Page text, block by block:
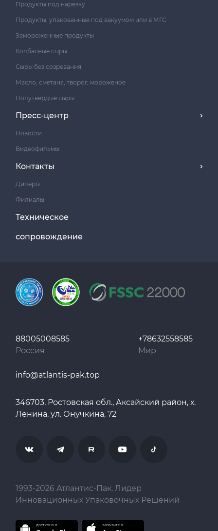
Продукты под нарезку
Продукты, упакованные под вакуумом или в МГС
Замороженные продукты
Колбасные сыры
Сыры без созревания
Масло, сметана, творог, мороженое
Полутвердые сыры
Пресс-центр
Новости
Видеофильмы
Контакты
Дилеры
Филиалы
Техническое
сопровождение
88005008585
Россия
info@atlantis-pak.top
+78632558585
Мир
346703, Ростовская обл., Аксайский район, х.
Ленина, ул. Онучкина, 72
1993-2026 Атлантис-Пак. Лидер
Инновационных Упаковочных Решений